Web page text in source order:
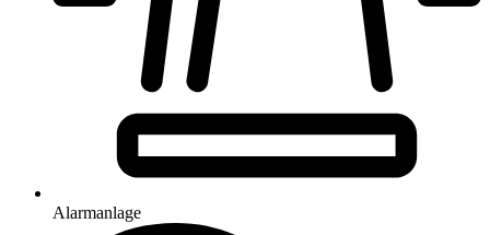
Alarmanlage